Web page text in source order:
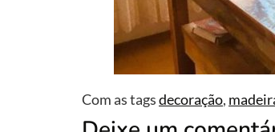
Com as tagsdecoração,